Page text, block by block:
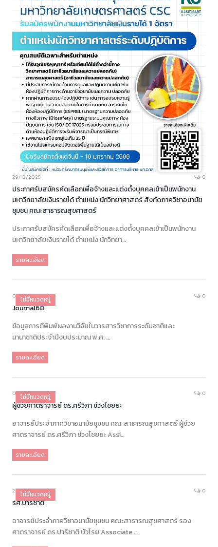
29/12/2025 0
ประกาศรับสมัครคัดเลือกเพื่อจ้างและแต่งตั้งบุคคลเข้าเป็นพนักงาน
มหาวิทยาลัยเงินรายได้ ตำแหน่ง นักวิทยาศาสตร์ สังกัดภาควิชาอนามัย
ชุมชน คณะสาธารณสุขศาสตร์
ประกาศรับสมัครคัดเลือกเพื่อจ้างและแต่งตั้งบุคคลเข้าเป็นพนักงาน
มหาวิทยาลัยเงินรายได้ ตำแหน่ง นักวิทยา…
รายละเอียด
ไม่มีหมวดหมู่
07/11/2025 0
Journal68
ข้อมูลการตีพิมพ์ผลงานวิจัยในวารสารวิชาการระดับชาติและ
นานาชาติ‎ประจำปีงบประมาณ พ‎.‎ศ‎. …
รายละเอียด
ไม่มีหมวดหมู่
05/09/2025 0
ผู้ช่วยศาตราจารย์ ดร.ศรีวิภา ช่วงไชยยะ
อาจารย์ประจำภาควิชาอนามัยชุมชน คณะสาธารณสุขศาสตร์ ผู้ช่วย
ศาตราจารย์ ดร.ศรีวิภา ช่วงไชยยะ Assi…
รายละเอียด
ไม่มีหมวดหมู่
28/08/2025 0
รศ.ปาริชาติ
อาจารย์ประจำภาควิชาอนามัยชุมชน คณะสาธารณสุขศาสตร์ รอง
ศาตราจารย์ ดร.ปาริชาติ บัวโรย Associate …